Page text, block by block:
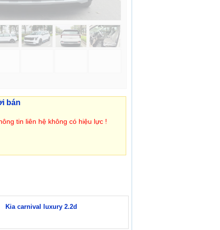
bán
tin liên hệ không có hiệu lực !
Kia carnival luxury 2.2d